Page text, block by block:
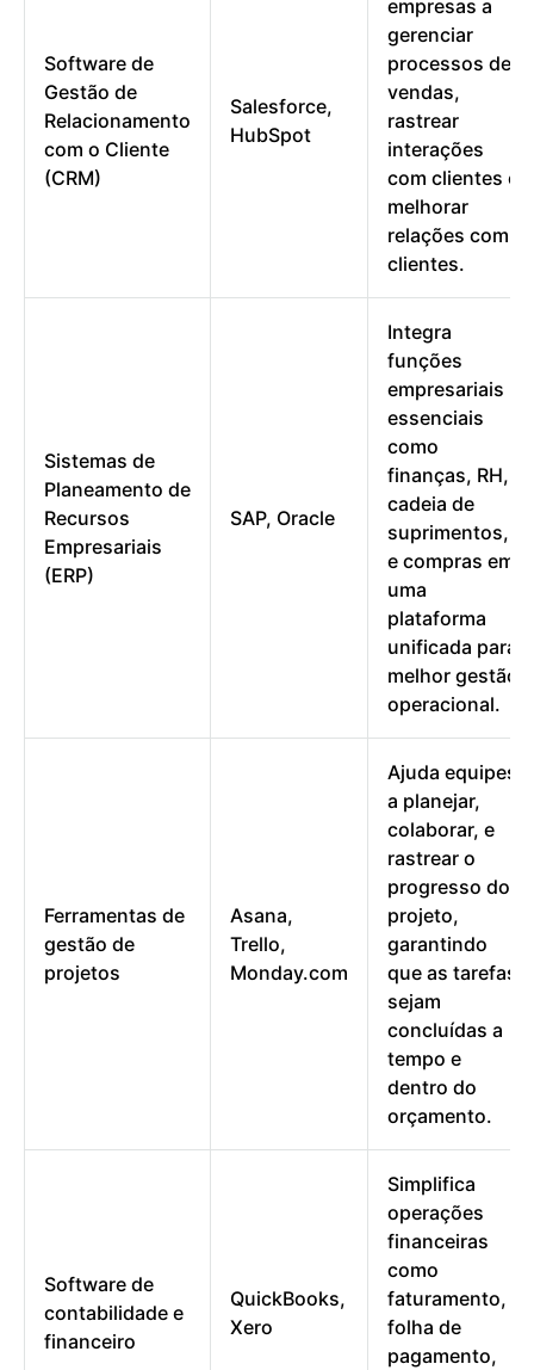
Software de
Gestão de
Relacionamento
com o Cliente
(CRM)
Salesforce,
HubSpot
empresas a
gerenciar
processos de
vendas,
rastrear
interações
com clientes e
melhorar
relações com
clientes.
Sistemas de
Planeamento de
Recursos
Empresariais
(ERP)
SAP, Oracle
Integra
funções
empresariais
essenciais
como
finanças, RH,
cadeia de
suprimentos,
e compras em
uma
plataforma
unificada para
melhor gestão
operacional.
Ferramentas de
gestão de
projetos
Asana,
Trello,
Monday.com
Ajuda equipes
a planejar,
colaborar, e
rastrear o
progresso do
projeto,
garantindo
que as tarefas
sejam
concluídas a
tempo e
dentro do
orçamento.
Software de
contabilidade e
financeiro
QuickBooks,
Xero
Simplifica
operações
financeiras
como
faturamento,
folha de
pagamento,